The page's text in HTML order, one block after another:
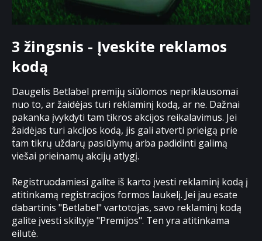
3 žingsnis - Įveskite reklamos
kodą
Daugelis Betlabel premijų siūlomos nepriklausomai
nuo to, ar žaidėjas turi reklaminį kodą, ar ne. Dažnai
pakanka įvykdyti tam tikros akcijos reikalavimus. Jei
žaidėjas turi akcijos kodą, jis gali atverti prieigą prie
tam tikrų uždarų pasiūlymų arba padidinti galimą
viešai prieinamų akcijų atlygį.
Registruodamiesi galite iš karto įvesti reklaminį kodą į
atitinkamą registracijos formos laukelį. Jei jau esate
dabartinis "Betlabel" vartotojas, savo reklaminį kodą
galite įvesti skiltyje "Premijos". Ten yra atitinkama
eilutė.